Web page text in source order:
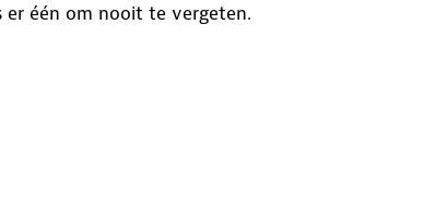
er één om nooit te vergeten.